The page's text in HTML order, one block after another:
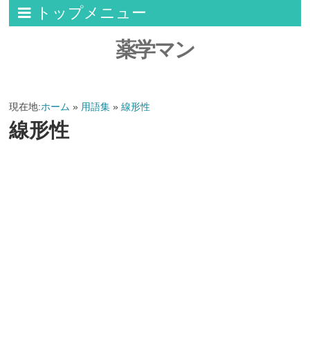
トップメニュー
薬学マン
現在地:ホーム » 用語集 »線形性
線形性